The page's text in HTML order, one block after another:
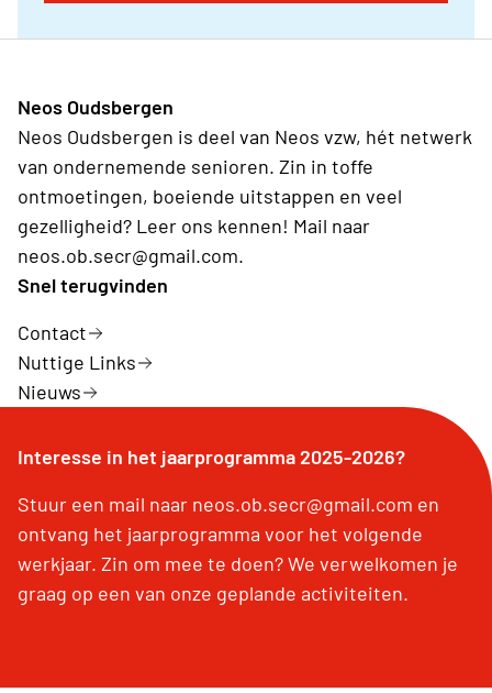
Neos Oudsbergen
Neos Oudsbergen is deel van Neos vzw, hét netwerk
van ondernemende senioren. Zin in toffe
ontmoetingen, boeiende uitstappen en veel
gezelligheid? Leer ons kennen! Mail naar
neos.ob.secr@gmail.com.
Snel terugvinden
Contact
Nuttige Links
Nieuws
Interesse in het jaarprogramma 2025-2026?
Stuur een mail naar neos.ob.secr@gmail.com en
ontvang het jaarprogramma voor het volgende
werkjaar. Zin om mee te doen? We verwelkomen je
graag op een van onze geplande activiteiten.